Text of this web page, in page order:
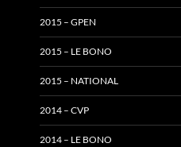
2015 – GPEN
2015 – LE BONO
2015 – NATIONAL
2014 – CVP
2014 – LE BONO